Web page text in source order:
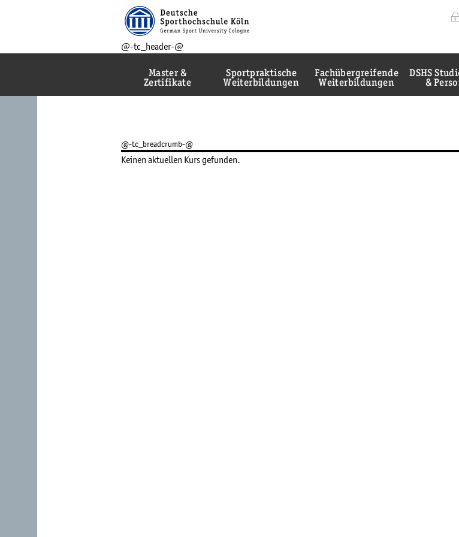
@-tc_header-@
Master &
Zertifikate
Sportpraktische
Weiterbildungen
Fachübergreifende
Weiterbildungen
DSHS
&
@-tc_breadcrumb-@
Keinen aktuellen Kurs gefunden.